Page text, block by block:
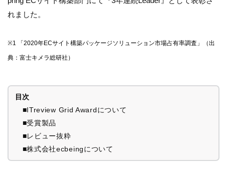
れました。
※1 「2020年ECサイト構築パッケージソリューション市場占有率調査」（出
典：富士キメラ総研社）
目次
■ITreview Grid Awardについて
■受賞製品
■レビュー抜粋
■株式会社ecbeingについて